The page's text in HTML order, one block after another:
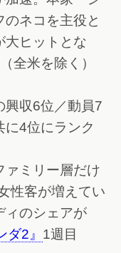
ネコを主役と
大ヒットとな
全米を除く）
興収6位／動員7
4位にランク
ァミリー層だけ
性客が増えてい
ィのシェアが
ダ2』 1週目